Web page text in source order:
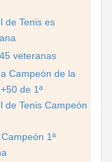
de Tenis es
veteranas
Campeón de la
de 1ª
de Tenis Campeón
1ª